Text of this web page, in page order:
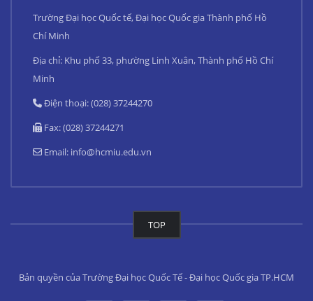
Trường Đại học Quốc tế, Đại học Quốc gia Thành phố Hồ
Chí Minh
Địa chỉ: Khu phố 33, phường Linh Xuân, Thành phố Hồ Chí
Minh
Điện thoại: (028) 37244270
Fax: (028) 37244271
Email: info@hcmiu.edu.vn
TOP
Bản quyền của Trường Đại học Quốc Tế - Đại học Quốc gia TP.HCM